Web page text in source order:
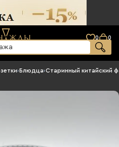
0 0
›Блюдца›Старинный китайский